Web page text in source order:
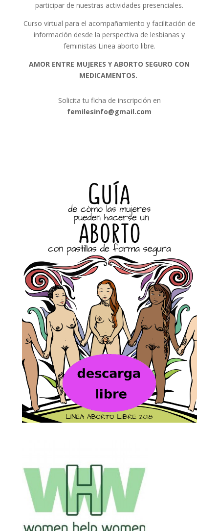
participar de nuestras actividades presenciales.
Curso virtual para el acompañamiento y facilitación de
información desde la perspectiva de lesbianas y
feministas Linea aborto libre.
AMOR ENTRE MUJERES Y ABORTO SEGURO CON
MEDICAMENTOS.
Solicita tu ficha de inscripción en
femilesinfo@gmail.com